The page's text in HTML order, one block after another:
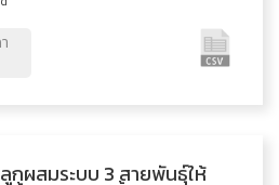
กผสมระบบ 3 สายพันธุ์ให้